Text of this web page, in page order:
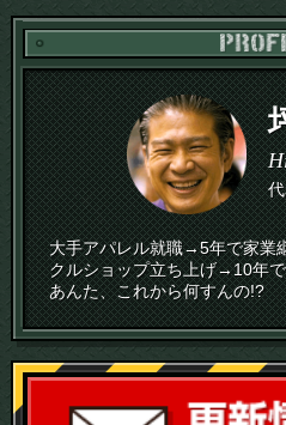
大手アパレル就職→5年で家
クルショップ立ち上げ→10年
あんた、これから何すんの!?